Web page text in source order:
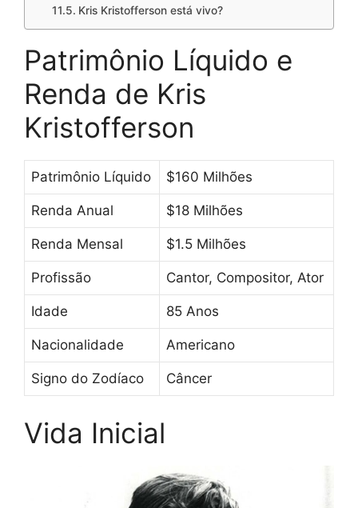
Kris Kristofferson está vivo?
Patrimônio Líquido e
Renda de Kris
Kristofferson
Patrimônio Líquido $160 Milhões
Renda Anual $18 Milhões
Renda Mensal $1.5 Milhões
Profissão Cantor, Compositor, Ator
Idade 85 Anos
Nacionalidade Americano
Signo do Zodíaco Câncer
Vida Inicial